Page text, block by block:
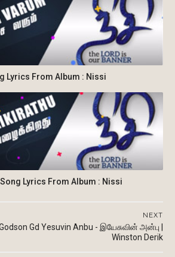
Lyrics From Album : Nissi
Lyrics From Album : Nissi
NEXT
Yesuvin Anbu - இயேசுவின் அன்பு |
Winston Derik
Gd